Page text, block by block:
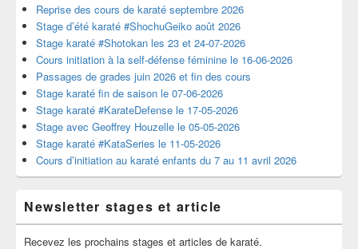
Reprise des cours de karaté septembre 2026
Stage d’été karaté #ShochuGeiko août 2026
Stage karaté #Shotokan les 23 et 24-07-2026
Cours initiation à la self-défense féminine le 16-06-2026
Passages de grades juin 2026 et fin des cours
Stage karaté fin de saison le 07-06-2026
Stage karaté #KarateDefense le 17-05-2026
Stage avec Geoffrey Houzelle le 05-05-2026
Stage karaté #KataSeries le 11-05-2026
Cours d’initiation au karaté enfants du 7 au 11 avril 2026
Newsletter stages et article
Recevez les prochains stages et articles de karaté.